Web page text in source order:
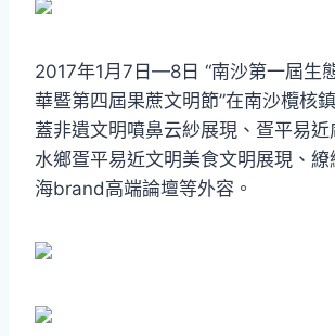
2017年1月7日—8日 “南沙第一屆生
華暨第四屆果蔗文明節”在南沙欖核
蓋非遺文明噴鼻云紗展現、疍平易近
水鄉疍平易近文明美食文明展現、繚
海brand高端論壇等外容。